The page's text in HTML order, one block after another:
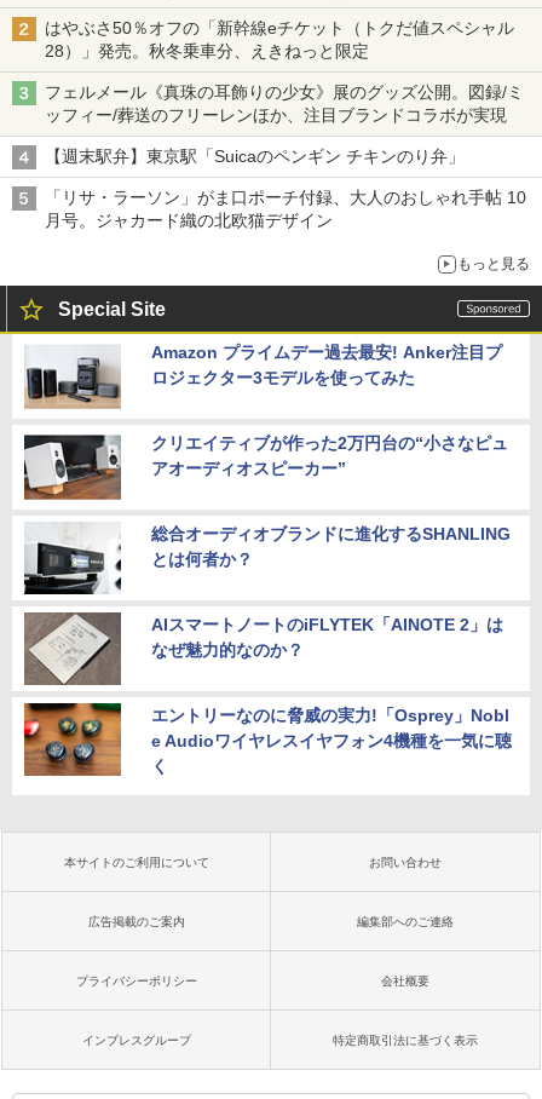
はやぶさ50％オフの「新幹線eチケット（トクだ値スペシャル
28）」発売。秋冬乗車分、えきねっと限定
フェルメール《真珠の耳飾りの少女》展のグッズ公開。図録/ミ
ッフィー/葬送のフリーレンほか、注目ブランドコラボが実現
【週末駅弁】東京駅「Suicaのペンギン チキンのり弁」
「リサ・ラーソン」がま口ポーチ付録、大人のおしゃれ手帖 10
月号。ジャカード織の北欧猫デザイン
もっと見る
Special Site
Amazon プライムデー過去最安! Anker注目プ
ロジェクター3モデルを使ってみた
クリエイティブが作った2万円台の“小さなピュ
アオーディオスピーカー”
総合オーディオブランドに進化するSHANLING
とは何者か？
AIスマートノートのiFLYTEK「AINOTE 2」は
なぜ魅力的なのか？
エントリーなのに脅威の実力!「Osprey」Nobl
e Audioワイヤレスイヤフォン4機種を一気に聴
く
本サイトのご利用について お問い合わせ
広告掲載のご案内 編集部へのご連絡
プライバシーポリシー 会社概要
インプレスグループ 特定商取引法に基づく表示